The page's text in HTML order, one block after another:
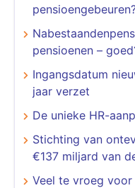
pensioenen –
Ingangsdatum
jaar verzet
De unieke HR-
Stichting van
€137 miljard van
Veel te vroeg